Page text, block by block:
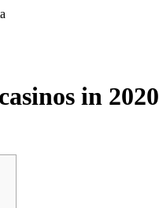
in 2020